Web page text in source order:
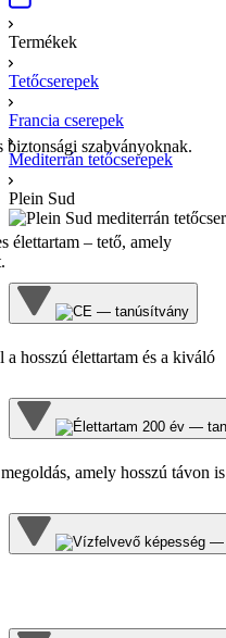
Termékek
Tetőcserepek
Francia cserepek
Mediterrán tetőcserepek
Plein Sud
biztonsági szabványoknak.
élettartam – tető, amely
hosszú élettartam és a kiváló
amely hosszú távon is